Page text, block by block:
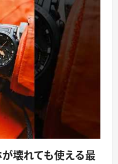
が壊れても使える最